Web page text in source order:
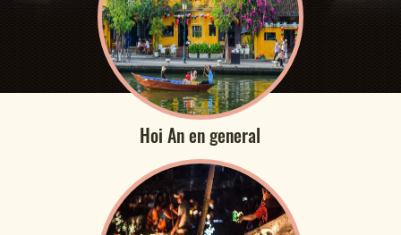
Hoi An en general